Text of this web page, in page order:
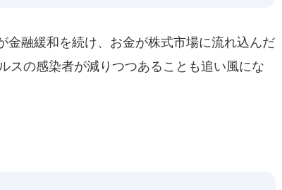
融緩和を続け、お金が株式市場に流れ込んだ
スの感染者が減りつつあることも追い風にな